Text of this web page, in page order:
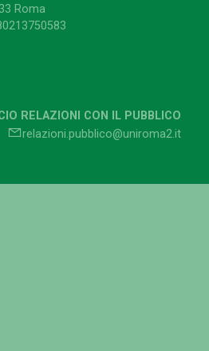
Roma
RELAZIONI CON IL PUBBLICO
relazioni.pubblico@uniroma2.it